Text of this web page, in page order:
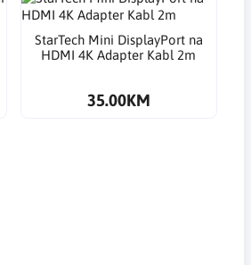
StarTech Mini DisplayPort na
HDMI 4K Adapter Kabl 2m
35.00KM